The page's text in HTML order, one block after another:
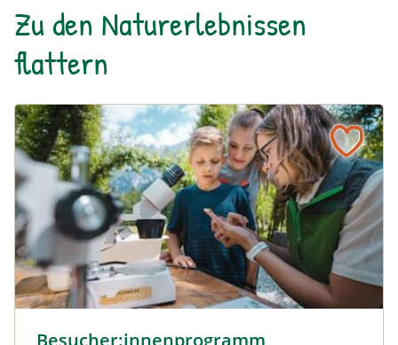
Zu den Naturerlebnissen
flattern
Besucher:innenprogramm